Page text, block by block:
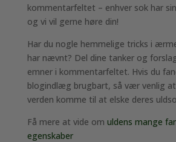
kommentarfeltet – enhver sok har
og vi vil gerne høre din!
Har du nogle hemmelige tricks i
har nævnt? Del dine tanker og
emner i kommentarfeltet. Hvis du
blogindlæg brugbart, så vær venlig
verden komme til at elske deres
Få mere at vide om uldens mange
egenskaber